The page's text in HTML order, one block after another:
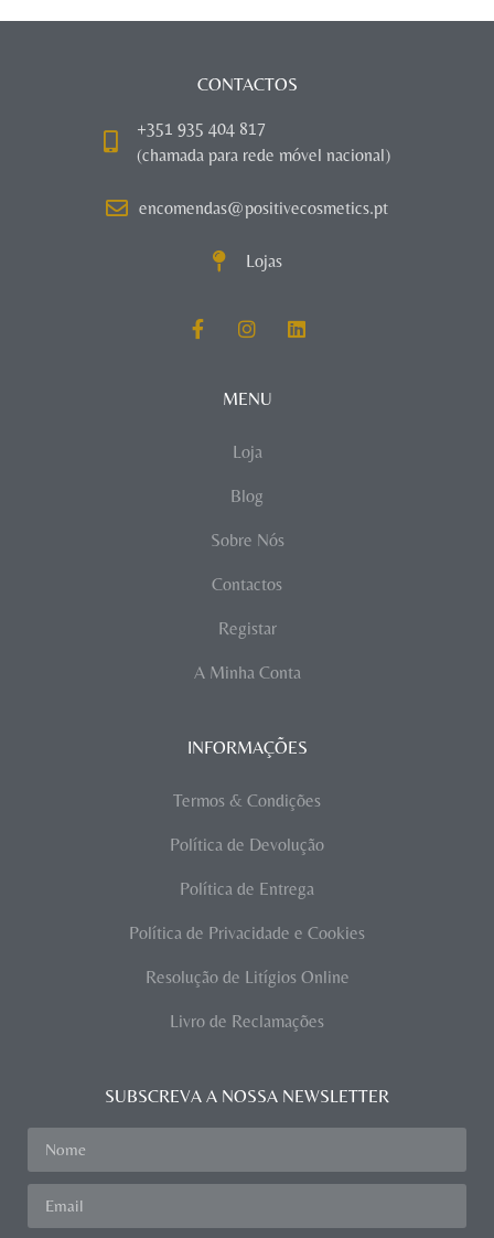
CONTACTOS
+351 935 404 817
(chamada para rede móvel nacional)
encomendas@positivecosmetics.pt
Lojas
MENU
Loja
Blog
Sobre Nós
Contactos
Registar
A Minha Conta
INFORMAÇÕES
Termos & Condições
Política de Devolução
Política de Entrega
Política de Privacidade e Cookies
Resolução de Litígios Online
Livro de Reclamações
SUBSCREVA A NOSSA NEWSLETTER